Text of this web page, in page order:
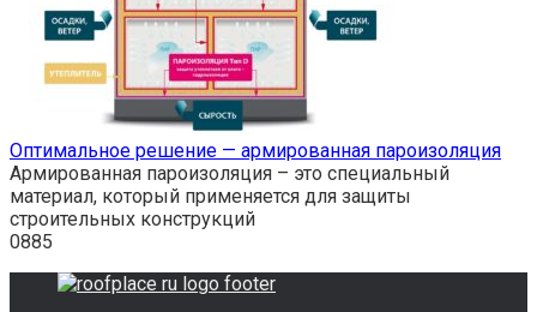
Оптимальное решение — армированная пароизоляция
Армированная пароизоляция – это специальный
материал, который применяется для защиты
строительных конструкций
0885